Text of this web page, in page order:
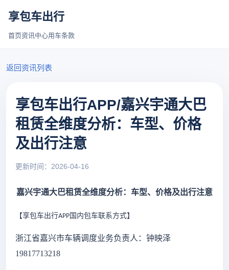
享包车出行
首页资讯中心用车条款
返回资讯列表
享包车出行APP/嘉兴宇通大巴
租赁全维度分析：车型、价格
及出行注意
更新时间：2026-04-16
嘉兴宇通大巴租赁全维度分析：车型、价格及出行注意
【享包车出行APP 国内包车联系方式】
浙江省嘉兴市车辆调度业务负责人：钟映泽
19817713218